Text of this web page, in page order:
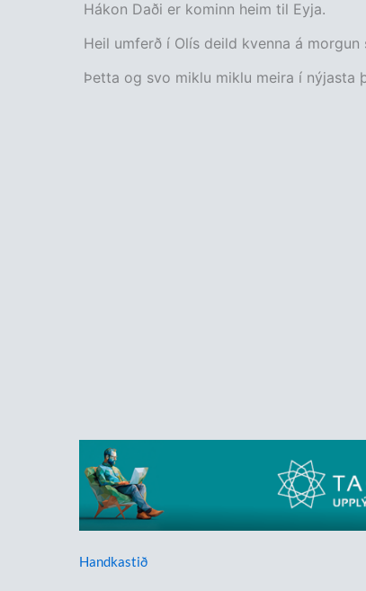
Hákon Daði er kominn heim til Eyja.
Heil umferð í Olís deild kvenna á
Þetta og svo miklu miklu meira í nýjasta
Handkastið